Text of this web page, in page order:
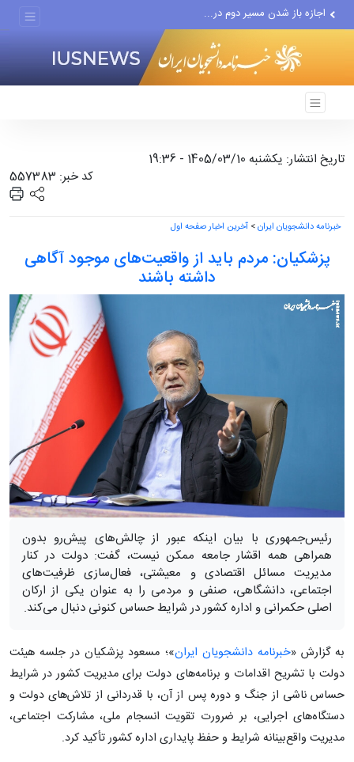
اجازه باز شدن مسیر دوم در...
چرا حتی منتقدان هم زیر پرچم...
دستگیری عامل انتشار مطالب...
مواضع مزدوران سعودی را با...
ضربه مغزی بیش از ۷۰۰ نظامی...
تاریخ انتشار: یکشنبه 1405/03/10 - 19:36
کد خبر: 557383
خبرنامه دانشجویان ایران> آخرین اخبار صفحه اول
پزشکیان: مردم باید از واقعیت‌های موجود آگاهی
داشته باشند
رئیس‌جمهوری با بیان اینکه عبور از چالش‌های پیش‌رو بدون
همراهی همه اقشار جامعه ممکن نیست، گفت: دولت در کنار
مدیریت مسائل اقتصادی و معیشتی، فعال‌سازی ظرفیت‌های
اجتماعی، دانشگاهی، صنفی و مردمی را به عنوان یکی از ارکان
اصلی حکمرانی و اداره کشور در شرایط حساس کنونی دنبال می‌کند.
به گزارش «خبرنامه دانشجویان ایران»؛ مسعود پزشکیان در جلسه هیئت
دولت با تشریح اقدامات و برنامه‌های دولت برای مدیریت کشور در شرایط
حساس ناشی از جنگ و دوره پس از آن، با قدردانی از تلاش‌های دولت و
دستگاه‌های اجرایی، بر ضرورت تقویت انسجام ملی، مشارکت اجتماعی،
مدیریت واقع‌بینانه شرایط و حفظ پایداری اداره کشور تأکید کرد.